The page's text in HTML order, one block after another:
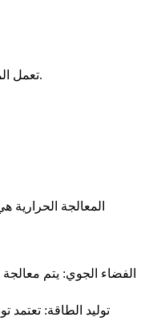
، تعمل المعالجة الحرارية على تخفيف الإجهادات المتبقية وتعزيز الخصائص الميكانيكية، مما يجعل هذه المكونات أكثر موثوقية في البيئات المتطلبة.
المعالجة
الفضاء الجوي: يتم
توليد الطاقة: تعتمد